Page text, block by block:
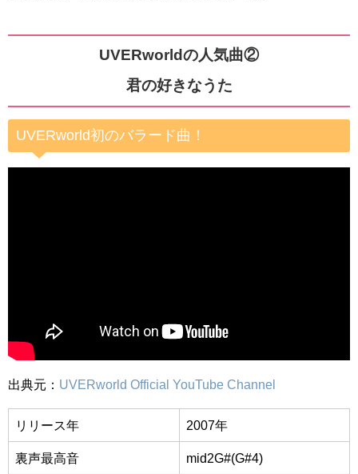
UVERworldの人気曲②
君の好きなうた
UVERworld初のバラード曲！
出典元： UVERworld Official YouTube Channel
リリース年 2007年
裏声最高音 mid2G#(G#4)